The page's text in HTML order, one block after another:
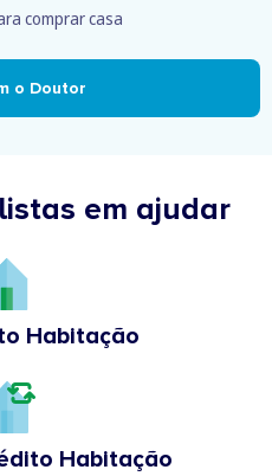
comprar casa
o Doutor
em ajudar
Habitação
Habitação